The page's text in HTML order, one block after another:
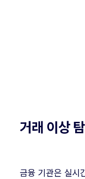
거래 이상
금융 기관은 실시